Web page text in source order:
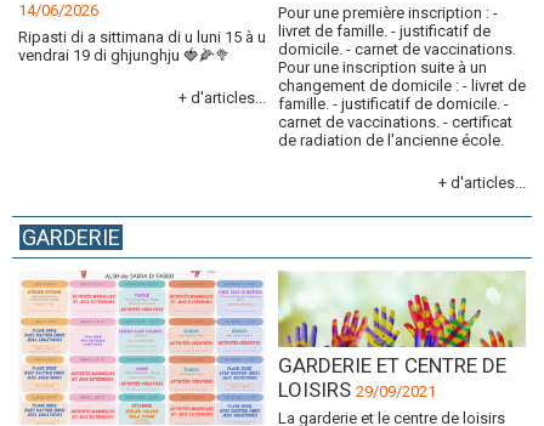
14/06/2026
Ripasti di a sittimana di u luni 15 à u
vendrai 19 di ghjunghju 🍓🌽🥦
+ d'articles...
Pour une première inscription : -
livret de famille. - justificatif de
domicile. - carnet de vaccinations.
Pour une inscription suite à un
changement de domicile : - livret de
famille. - justificatif de domicile. -
carnet de vaccinations. - certificat
de radiation de l'ancienne école.
+ d'articles...
GARDERIE
GARDERIE ET CENTRE DE
LOISIRS 29/09/2021
La garderie et le centre de loisirs